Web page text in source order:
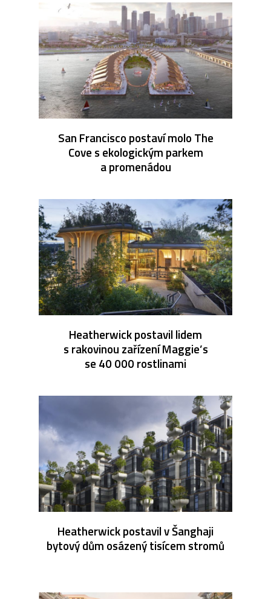
San Francisco postaví molo The
Cove s ekologickým parkem
a promenádou
Heatherwick postavil lidem
s rakovinou zařízení Maggie’s
se 40 000 rostlinami
Heatherwick postavil v Šanghaji
bytový dům osázený tisícem stromů